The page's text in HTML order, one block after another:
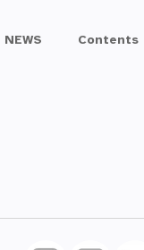
NEWS Contents